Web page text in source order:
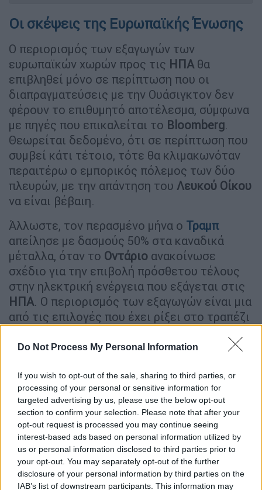
Do Not Process My Personal Information
If you wish to opt-out of the sale, sharing to third parties, or
processing of your personal or sensitive information for
targeted advertising by us, please use the below opt-out
section to confirm your selection. Please note that after your
opt-out request is processed you may continue seeing
interest-based ads based on personal information utilized by
us or personal information disclosed to third parties prior to
your opt-out. You may separately opt-out of the further
disclosure of your personal information by third parties on the
IAB’s list of downstream participants. This information may
Οι σκέψεις της Ευρωπαϊκής Ένωσης
Ο περιορισμός των εξαγωγών των
ευρωπαϊκών χωρών προς τις ΗΠΑ θα
επιβληθεί μόνο σε περίπτωση που οι
διαπραγματεύσεις με την Ουάσιγκτον δεν
φέρουν το επιθυμητό αποτέλεσμα, σύμφωνα
με πηγές που επικαλείται το Bloomberg.
Θεωρείται δεδομένο, ότι σε περίπτωση που
συμβεί κάτι τέτοιο, τότε θα κλιμακωνόταν
περαιτέρω ο εμπορικός πόλεμος των δύο
πλευρών, με την απάντηση του Λευκού Οίκου
να είναι βέβαιη.
Άλλωστε, τον περασμένο μήνα ο Τραμπ
απείλησε με δασμούς 50% στα καναδικά
μέταλλα, όταν το Οντάριο ανακοίνωσε
σχέδιο για την επιβολή πρόσθετου τέλους
στην ηλεκτρική ενέργεια που εξάγεται στις
ΗΠΑ. Ο περιορισμός των εξαγωγών είναι μια
από τις επιλογές που έχει ρίξει στο τραπέζι
καταρτισμός πρόσθετων καταλόγων με
δασμοί, αλλά και ο περιορισμός των αγορών
αμερικανικών προϊόντων σε δημόσιες
προμήθειες ευρωπαϊκών φορέων.
Πάντως, προς το παρόν δεν έχει
διευκρινιστεί ποιοι είναι οι περιορισμοί που
εξετάζει ηΕΕ και σε ποιους τομείς –
προϊόντα θα εφαρμοστούν. Είναι δυνατό να